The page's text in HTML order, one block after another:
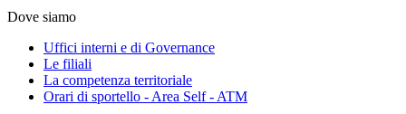
Dove siamo
Uffici interni e di Governance
Le filiali
La competenza territoriale
Orari di sportello - Area Self - ATM